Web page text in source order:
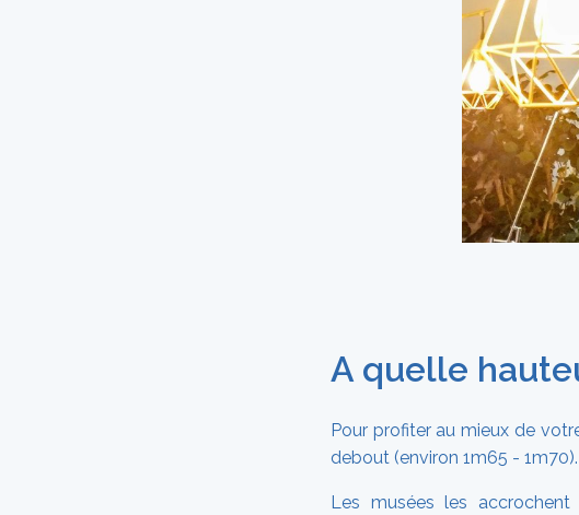
A quelle
Pour profiter au mieux de
debout (environ 1m65 - 1m70).
Les musées les accrochent